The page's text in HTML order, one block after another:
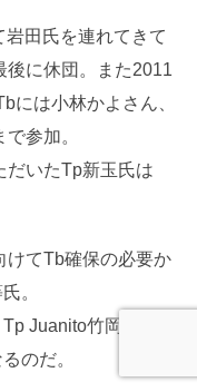
田氏を連れてきて
後に休団。また2011
には小林かよさん、
参加。
だいたTp新玉氏は
けてTb確保の必要か
。
Juanito竹岡氏の参
のだ。